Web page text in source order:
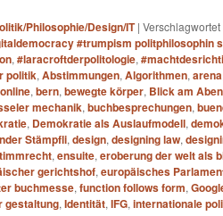
Philosophie/Design/IT | Verschlagwortet
#trumpism politphilosophin
, #laracroftderpolitologie,
politik, Abstimmungen, Algorithmen, arena
, bern, bewegte körper, Blick am
mechanik, buchbesprechungen,
, Demokratie als Auslaufmodell,
Stämpfli, design, designing law,
, ensuite, eroberung der welt als
gerichtshof, europäisches
buchmesse, function follows form,
gestaltung, Identität, IFG, internationale